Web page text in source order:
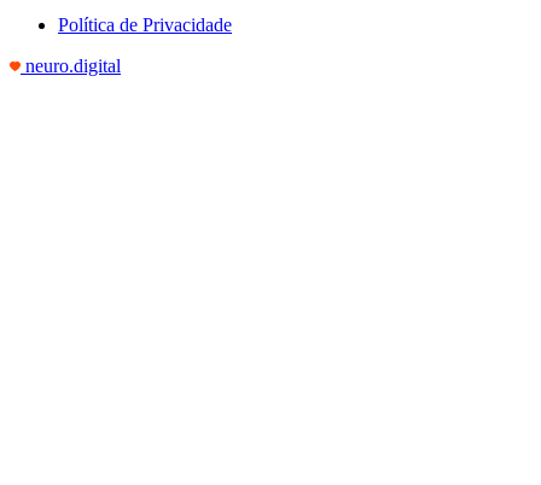
Política de Privacidade
neuro.digital